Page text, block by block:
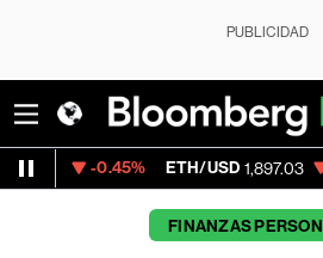
PUBLICIDAD
ETH/USD 1,897.03 -0.98% Visa
FINANZAS